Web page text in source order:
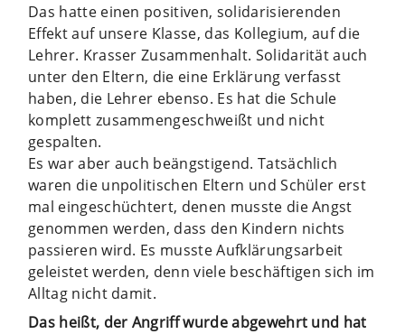
Das hatte einen positiven, solidarisierenden
Effekt auf unsere Klasse, das Kollegium, auf die
Lehrer. Krasser Zusammenhalt. Solidarität auch
unter den Eltern, die eine Erklärung verfasst
haben, die Lehrer ebenso. Es hat die Schule
komplett zusammengeschweißt und nicht
gespalten.
Es war aber auch beängstigend. Tatsächlich
waren die unpolitischen Eltern und Schüler erst
mal eingeschüchtert, denen musste die Angst
genommen werden, dass den Kindern nichts
passieren wird. Es musste Aufklärungsarbeit
geleistet werden, denn viele beschäftigen sich im
Alltag nicht damit.
Das heißt, der Angriff wurde abgewehrt und hat